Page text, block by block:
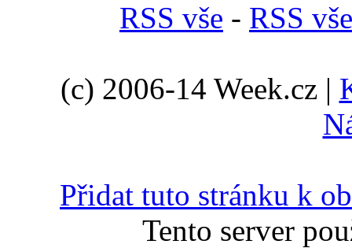
RSS vše - RSS
(c) 2006-14 Week.cz |
Přidat tuto stránku k
Tento server